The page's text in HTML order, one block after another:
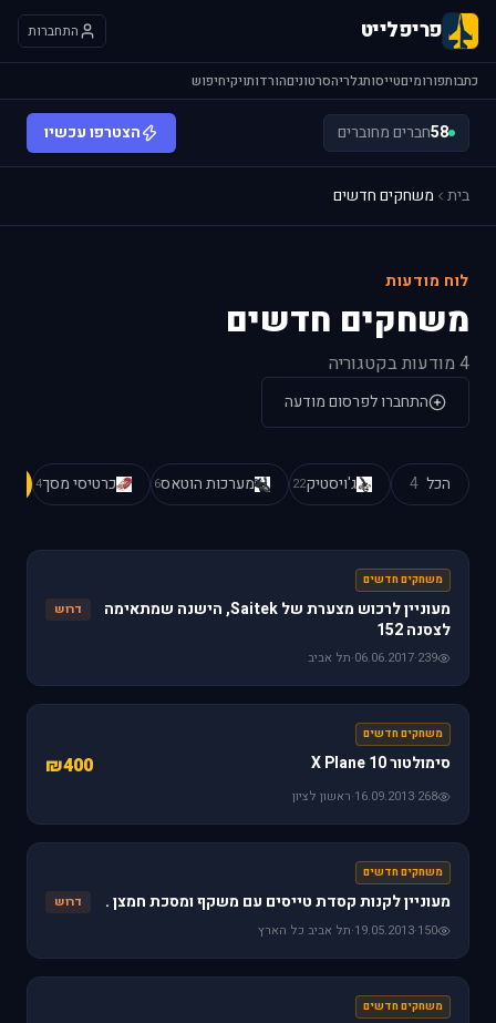
פריפלייט התחברות
כתבותפורומיםטייסותגלריהסרטוניםהורדותויקיחיפוש
58חברים מחוברים הצטרפו עכשיו
בית משחקים חדשים
לוח מודעות
משחקים חדשים
4 מודעות בקטגוריה
התחברו לפרסום מודעה
הכל 4 ג'ויסטיק22 מערכות הוטאס6 כרטיסי מסך4
משחקים חדשים
מעוניין לרכוש מצערת של Saitek, הישנה שמתאימה
לצסנה 152
דרוש
239
·
06.06.2017
·תל אביב
משחקים חדשים
סימולטור X Plane 10 ₪400
268
·
16.09.2013
·ראשון לציון
משחקים חדשים
מעוניין לקנות קסדת טייסים עם משקף ומסכת חמצן .
דרוש
150
·
19.05.2013
·תל אביב כל הארץ
משחקים חדשים